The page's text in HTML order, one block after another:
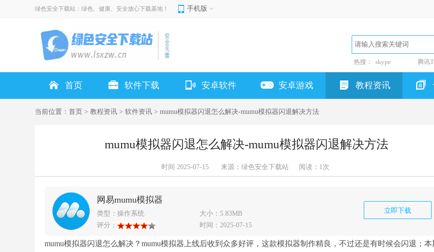
绿色安全下载站：绿色、健康、安全放心下载基地！ 手机版
热搜： skype 腾讯
首页 软件下载 安卓软件 安卓游戏 教程资讯
当前位置： 首页 > 教程资讯 > 软件资讯 > mumu模拟器闪退怎么解决-mumu模拟器闪退解决方法
mumu模拟器闪退怎么解决-mumu模拟器闪退解决方法
时间 2025-07-15 来源：绿色安全下载站 阅读： 1次
网易mumu模拟器
类型： 操作系统
大小：5.83MB
评分：
时间： 2025-07-15
立即下载
mumu模拟器闪退怎么解决？mumu模拟器上线后收到众多好评，这款模拟器制作精良，不过还是有时候会闪退；本